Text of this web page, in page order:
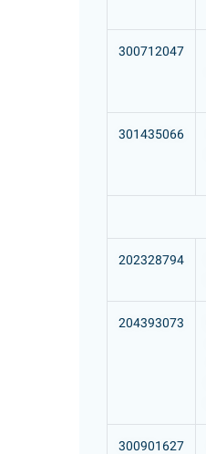
300712047
301435066
202328794
204393073
300901627